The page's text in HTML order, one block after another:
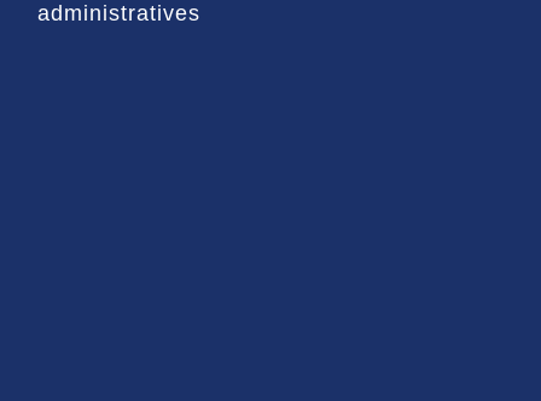
administratives